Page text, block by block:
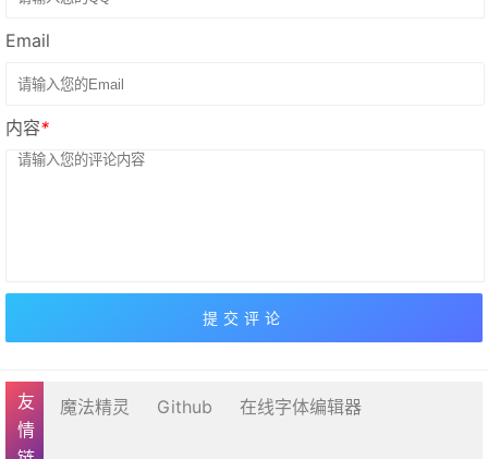
Email
内容*
魔法精灵 Github 在线字体编辑器